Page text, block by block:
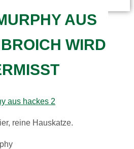
AUS
WIRD
reine Hauskatze.